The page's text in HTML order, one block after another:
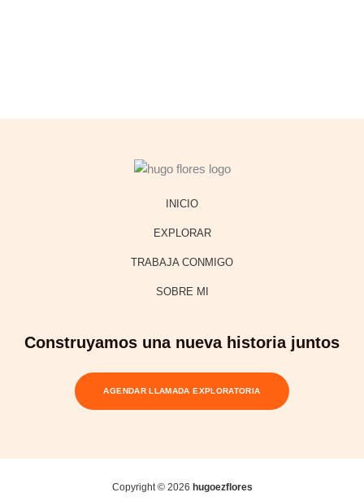
INICIO
EXPLORAR
TRABAJA CONMIGO
SOBRE MI
Construyamos una nueva historia juntos
AGENDAR LLAMADA EXPLORATORIA
Copyright © 2026 hugoezflores